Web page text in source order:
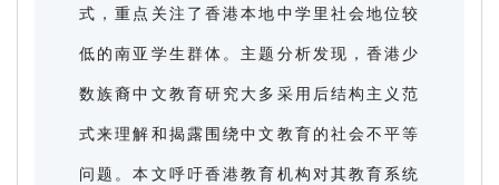
式，重点关注了香港本地中学里社会地位较
低的南亚学生群体。主题分析发现，香港少
数族裔中文教育研究大多采用后结构主义范
式来理解和揭露围绕中文教育的社会不平等
问题。本文呼吁香港教育机构对其教育系统